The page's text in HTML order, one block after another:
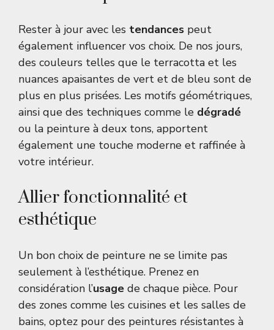
Rester à jour avec les tendances peut
également influencer vos choix. De nos jours,
des couleurs telles que le terracotta et les
nuances apaisantes de vert et de bleu sont de
plus en plus prisées. Les motifs géométriques,
ainsi que des techniques comme le dégradé
ou la peinture à deux tons, apportent
également une touche moderne et raffinée à
votre intérieur.
Allier fonctionnalité et
esthétique
Un bon choix de peinture ne se limite pas
seulement à l’esthétique. Prenez en
considération l’usage de chaque pièce. Pour
des zones comme les cuisines et les salles de
bains, optez pour des peintures résistantes à